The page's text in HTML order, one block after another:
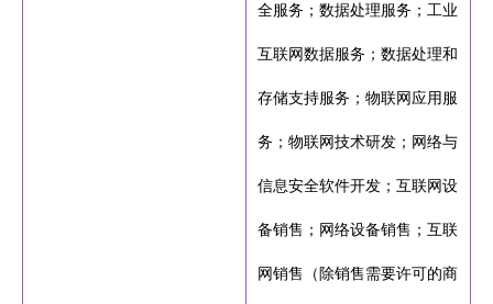
全服务；数据处理服务；工业
互联网数据服务；数据处理和
存储支持服务；物联网应用服
务；物联网技术研发；网络与
信息安全软件开发；互联网设
备销售；网络设备销售；互联
网销售（除销售需要许可的商